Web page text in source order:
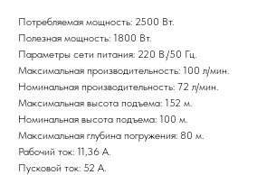
Потребляемая мощность: 2500 Вт.
Полезная мощность: 1800 Вт.
Параметры сети питания: 220 В./50 Гц.
Максимальная производительность: 100 л/мин.
Номинальная производительность: 72 л/мин.
Максимальная высота подъема: 152 м.
Номинальная высота подъема: 100 м.
Максимальная глубина погружения: 80 м.
Рабочий ток: 11,36 А.
Пусковой ток: 52 А.